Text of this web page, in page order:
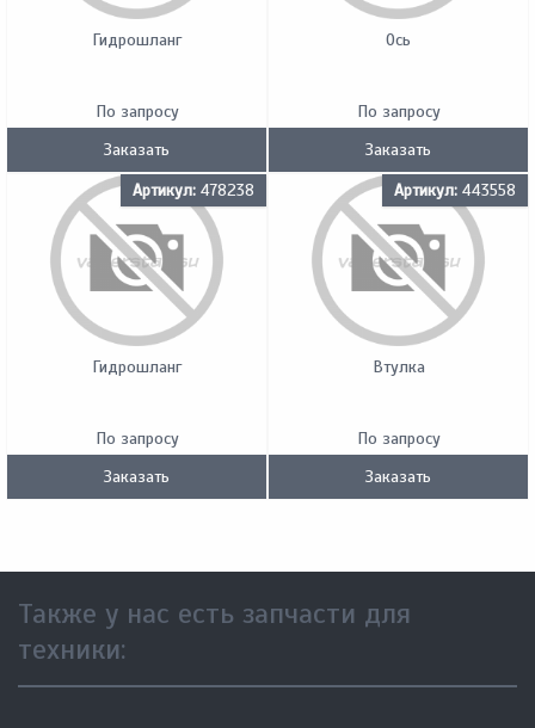
Гидрошланг
По запросу
Заказать
Ось
По запросу
Заказать
Артикул: 478238
Гидрошланг
По запросу
Заказать
Артикул: 443558
Втулка
По запросу
Заказать
Также у нас есть запчасти для
техники: